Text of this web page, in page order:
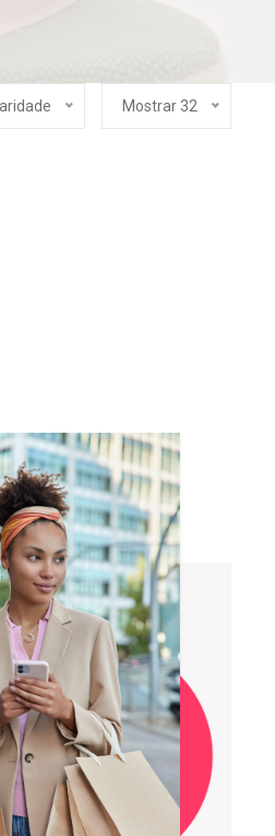
Mostrar 32